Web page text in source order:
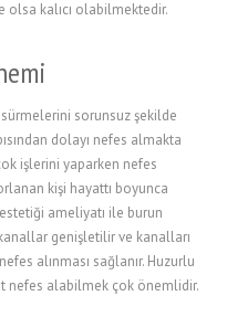
olsa kalıcı olabilmektedir.
sorunsuz şekilde
dolayı nefes almakta
işlerini yaparken nefes
kişi hayattı boyunca
ameliyatı ile burun
genişletilir ve kanalları
alınması sağlanır. Huzurlu
nefes alabilmek çok önemlidir.